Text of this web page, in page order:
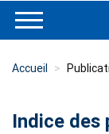
Accueil
Indice des